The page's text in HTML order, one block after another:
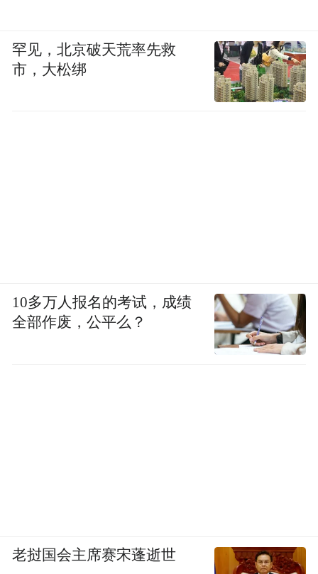
罕见，北京破天荒率先救
市，大松绑
10多万人报名的考试，成绩
全部作废，公平么？
老挝国会主席赛宋蓬逝世